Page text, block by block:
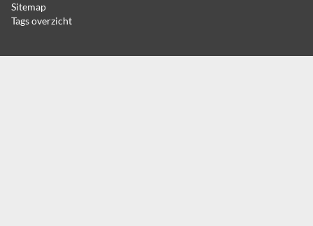
Sitemap
Tags overzicht